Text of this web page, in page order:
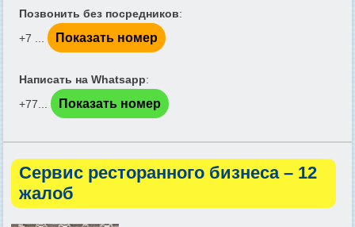
Позвонить без посредников:
+7 ...
Показать номер
Написать на Whatsapp:
+77...
Показать номер
Сервис ресторанного бизнеса – 12
жалоб